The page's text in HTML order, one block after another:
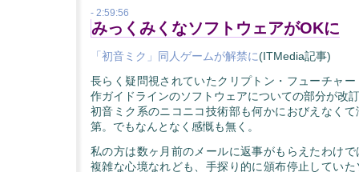
- 2:59:56
みっくみくなソフトウェアがOKに
「初音ミク」同人ゲームが解禁に(ITMedia記事)
長らく疑問視されていたクリプトン・フューチャ
作ガイドラインのソフトウェアについての部分が改
初音ミク系のニコニコ技術部も何かにおびえなく
第。でもなんとなく感慨も無く。
私の方は数ヶ月前のメールに返事がもらえたわけ
複雑な心境なれども、手探り的に頒布停止してい